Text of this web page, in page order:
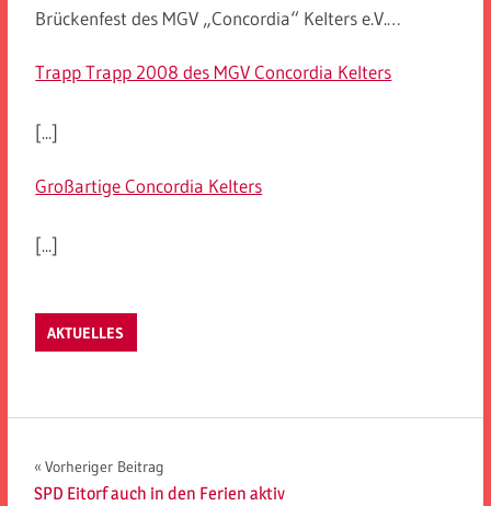
Brückenfest des MGV „Concordia“ Kelters e.V.…
Trapp Trapp 2008 des MGV Concordia Kelters
[...]
Großartige Concordia Kelters
[...]
AKTUELLES
Beitragsnavigation
Vorheriger Beitrag
SPD Eitorf auch in den Ferien aktiv